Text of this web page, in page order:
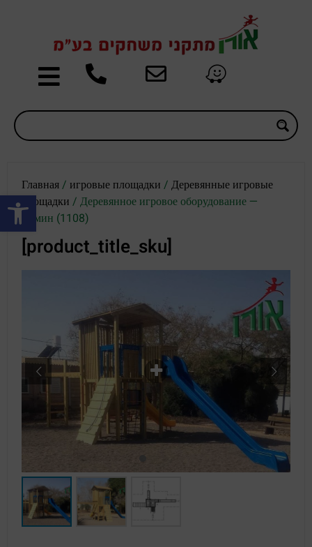
Открыть панель инструментов
Главная/ игровые площадки / Деревянные игровые
площадки / Деревянное игровое оборудование —
Ясмин (1108)
[product_title_sku]